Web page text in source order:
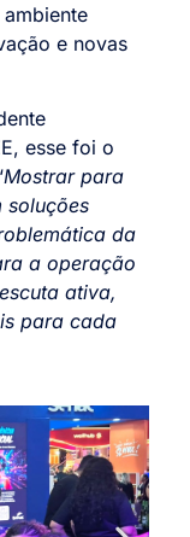
e novas
esse foi o
Mostrar para
soluções
da
a operação
ativa,
para cada